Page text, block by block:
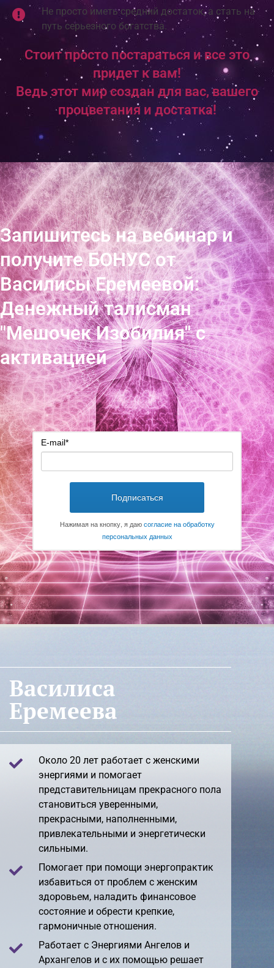
Не просто иметь средний достаток, а стать на
путь серьезного богатства.
Стоит просто постараться и все это
придет к вам!
Ведь этот мир создан для вас, вашего
процветания и достатка!
Запишитесь на вебинар и
получите БОНУС от
Василисы Еремеевой:
Денежный талисман
"Мешочек Изобилия" с
активацией
E-mail*
Подписаться
Нажимая на кнопку, я даюсогласие на обработку
персональных данных
Василиса
Еремеева​
Около 20 лет работает с женскими
энергиями и помогает
представительницам прекрасного пола
становиться уверенными,
прекрасными, наполненными,
привлекательными и энергетически
сильными.
Помогает при помощи энергопрактик
избавиться от проблем с женским
здоровьем, наладить финансовое
состояние и обрести крепкие,
гармоничные отношения.
Работает с Энергиями Ангелов и
Архангелов и с их помощью решает